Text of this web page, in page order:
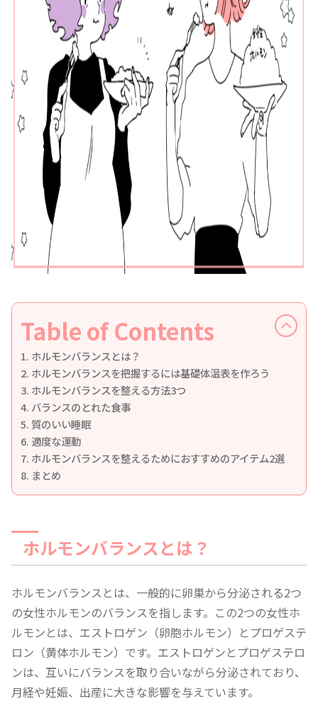
Table of Contents
ホルモンバランスとは？
ホルモンバランスを把握するには基礎体温表を作ろう
ホルモンバランスを整える方法3つ
バランスのとれた食事
質のいい睡眠
適度な運動
ホルモンバランスを整えるためにおすすめのアイテム2選
まとめ
ホルモンバランスとは？
ホルモンバランスとは、一般的に卵巣から分泌される2つ
の女性ホルモンのバランスを指します。この2つの女性ホ
ルモンとは、エストロゲン（卵胞ホルモン）とプロゲステ
ロン（黄体ホルモン）です。エストロゲンとプロゲステロ
ンは、互いにバランスを取り合いながら分泌されており、
月経や妊娠、出産に大きな影響を与えています。